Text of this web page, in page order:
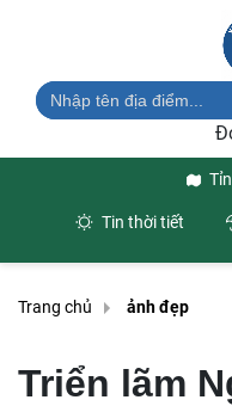
Tin thời tiết
Trang chủ ảnh đẹp
Triển lãm